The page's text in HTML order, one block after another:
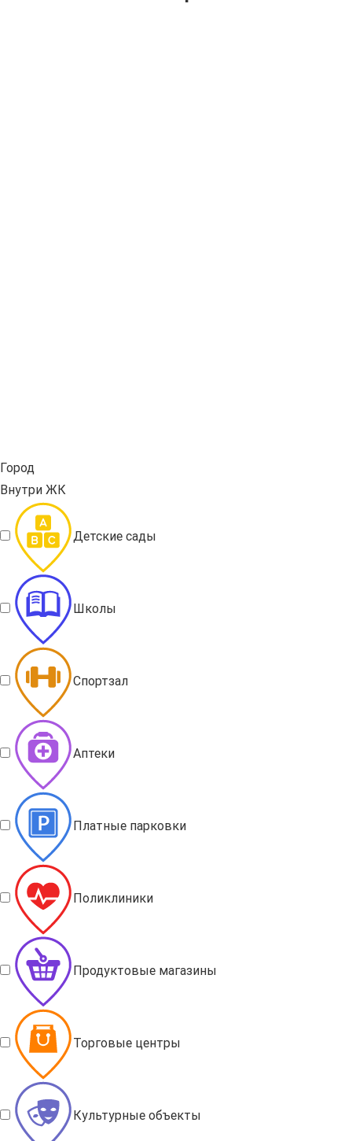
Город
Внутри ЖК
Детские сады
Школы
Спортзал
Аптеки
Платные парковки
Поликлиники
Продуктовые магазины
Торговые центры
Культурные объекты